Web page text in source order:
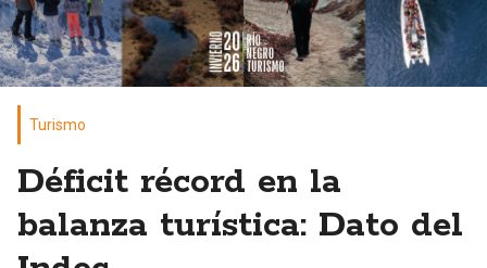
Turismo
Déficit récord en la
balanza turística: Dato del